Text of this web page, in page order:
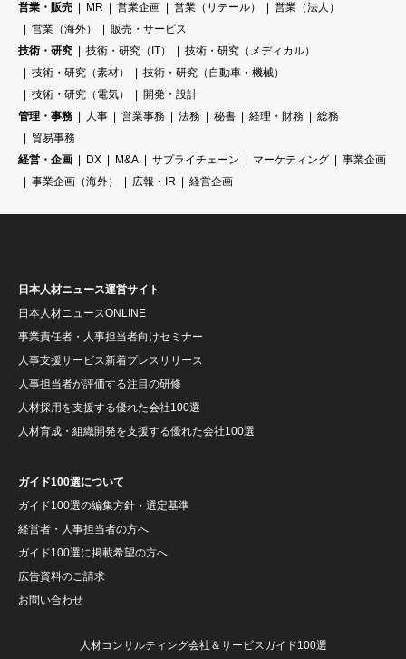
営業・販売
MR 営業企画 営業（リテール）
営業（法人）
営業（海外）
販売・サービス
技術・研究
技術・研究（IT）
技術・研究（メディカル）
技術・研究（素材）
技術・研究（自動車・機械）
技術・研究（電気）
開発・設計
管理・事務
人事 営業事務 法務 秘書 経理・財務
総務
貿易事務
経営・企画
DX M&A サプライチェーン マーケティング
事業企画
事業企画（海外）
広報・IR 経営企画
日本人材ニュース運営サイト
日本人材ニュースONLINE
事業責任者・人事担当者向けセミナー
人事支援サービス新着プレスリリース
人事担当者が評価する注目の研修
人材採用を支援する優れた会社100選
人材育成・組織開発を支援する優れた会社100選
ガイド100選について
ガイド100選の編集方針・選定基準
経営者・人事担当者の方へ
ガイド100選に掲載希望の方へ
広告資料のご請求
お問い合わせ
人材コンサルティング会社＆サービスガイド100選